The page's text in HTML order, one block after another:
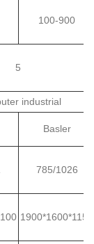
100-900
5
industrial
Basler
785/1026
1900*1600*1150